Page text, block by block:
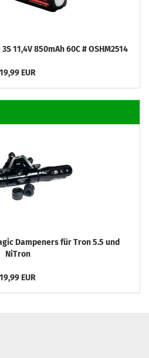
11,4V 850mAh 60C # OSHM2514
19,99 EUR
Dampeners für Tron 5.5 und
NiTron
19,99 EUR